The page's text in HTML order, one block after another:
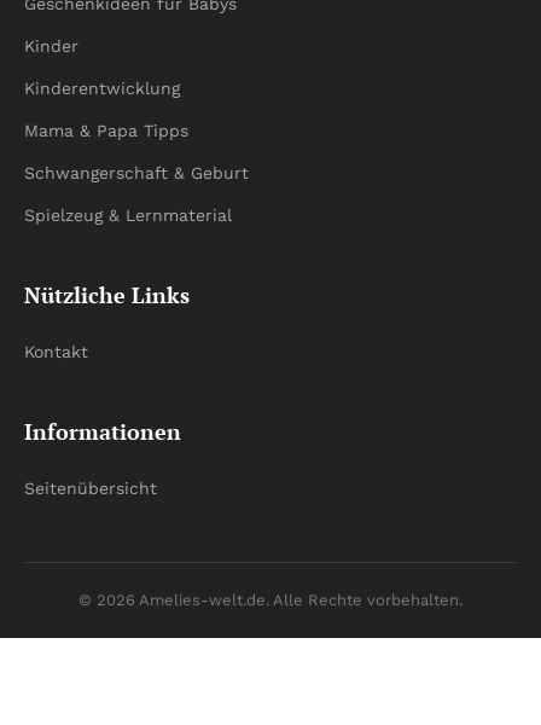
Geschenkideen für Babys
Kinder
Kinderentwicklung
Mama & Papa Tipps
Schwangerschaft & Geburt
Spielzeug & Lernmaterial
Nützliche Links
Kontakt
Informationen
Seitenübersicht
© 2026 Amelies-welt.de. Alle Rechte vorbehalten.